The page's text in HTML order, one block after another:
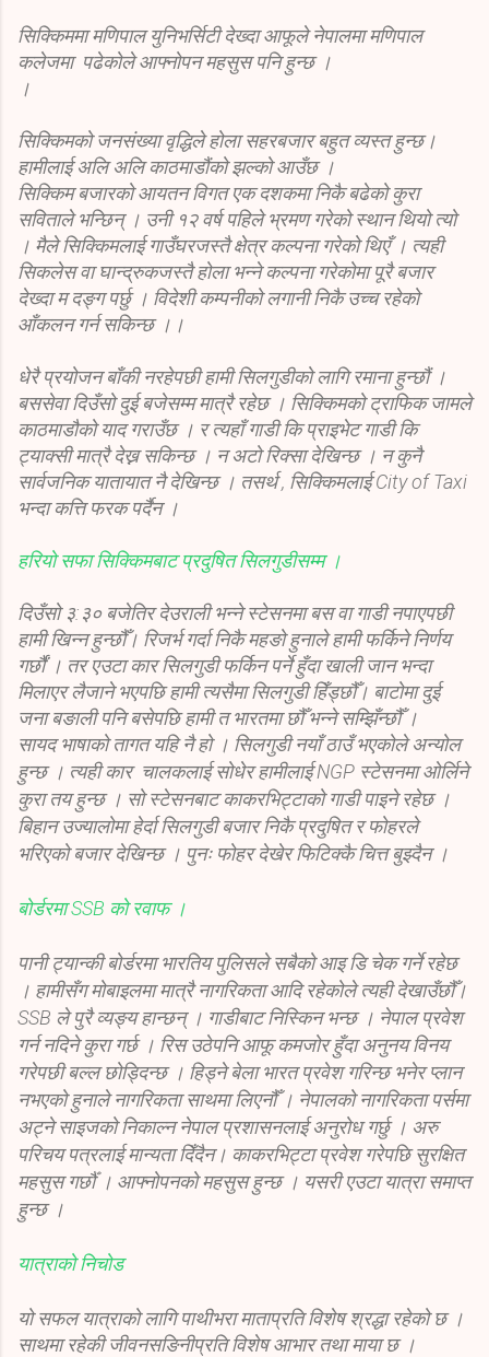
सिक्किममा मणिपाल युनिभर्सिटी देख्दा आफूले नेपालमा मणिपाल
कलेजमा पढेकोले आफ्नोपन महसुस पनि हुन्छ ।
।
सिक्किमको जनसंख्या वृद्धिले होला सहरबजार बहुत व्यस्त हुन्छ।
हामीलाई अलि अलि काठमाडौंको झल्को आउँछ ।
सिक्किम बजारको आयतन विगत एक दशकमा निकै बढेको कुरा
सविताले भन्छिन् । उनी १२ वर्ष पहिले भ्रमण गरेको स्थान थियो त्यो
। मैले सिक्किमलाई गाउँघरजस्तै क्षेत्र कल्पना गरेको थिएँ । त्यही
सिकलेस वा घान्द्रुकजस्तै होला भन्ने कल्पना गरेकोमा पूरै बजार
देख्दा म दङ्ग पर्छु । विदेशी कम्पनीको लगानी निकै उच्च रहेको
आँकलन गर्न सकिन्छ ।।
धेरै प्रयोजन बाँकी नरहेपछी हामी सिलगुडीको लागि रमाना हुन्छौं ।
बससेवा दिउँसो दुई बजेसम्म मात्रै रहेछ । सिक्किमको ट्राफिक जामले
काठमाडौको याद गराउँछ । र त्यहाँ गाडी कि प्राइभेट गाडी कि
ट्याक्सी मात्रै देख्न सकिन्छ । न अटो रिक्सा देखिन्छ । न कुनै
सार्वजनिक यातायात नै देखिन्छ । तसर्थ , सिक्किमलाई City of Taxi
भन्दा कत्ति फरक पर्दैन ।
हरियो सफा सिक्किमबाट प्रदुषित सिलगुडीसम्म ।
दिउँसो ३:३० बजेतिर देउराली भन्ने स्टेसनमा बस वा गाडी नपाएपछी
हामी खिन्न हुन्छौँ। रिजर्भ गर्दा निकै महङो हुनाले हामी फर्किने निर्णय
गर्छौं । तर एउटा कार सिलगुडी फर्किन पर्ने हुँदा खाली जान भन्दा
मिलाएर लैजाने भएपछि हामी त्यसैमा सिलगुडी हिँड्छौँ। बाटोमा दुई
जना बङाली पनि बसेपछि हामी त भारतमा छौँ भन्ने सम्झिँन्छौँ ।
सायद भाषाको तागत यहि नै हो । सिलगुडी नयाँ ठाउँ भएकोले अन्योल
हुन्छ । त्यही कार चालकलाई सोधेर हामीलाई NGP स्टेसनमा ओर्लिने
कुरा तय हुन्छ । सो स्टेसनबाट काकरभिट्टाको गाडी पाइने रहेछ ।
बिहान उज्यालोमा हेर्दा सिलगुडी बजार निकै प्रदुषित र फोहरले
भरिएको बजार देखिन्छ । पुनः फोहर देखेर फिटिक्कै चित्त बुझ्दैन ।
बोर्डरमा SSB को रवाफ ।
पानी ट्यान्की बोर्डरमा भारतिय पुलिसले सबैको आइ डि चेक गर्ने रहेछ
। हामीसँग मोबाइलमा मात्रै नागरिकता आदि रहेकोले त्यही देखाउँछौँ।
SSB ले पुरै व्यङ्य हान्छन् । गाडीबाट निस्किन भन्छ । नेपाल प्रवेश
गर्न नदिने कुरा गर्छ । रिस उठेपनि आफू कमजोर हुँदा अनुनय विनय
गरेपछी बल्ल छोड्दिन्छ । हिड्ने बेला भारत प्रवेश गरिन्छ भनेर प्लान
नभएको हुनाले नागरिकता साथमा लिएनौँ । नेपालको नागरिकता पर्समा
अट्ने साइजको निकाल्न नेपाल प्रशासनलाई अनुरोध गर्छु । अरु
परिचय पत्रलाई मान्यता दिँदैन। काकरभिट्टा प्रवेश गरेपछि सुरक्षित
महसुस गर्छौँ । आफ्नोपनको महसुस हुन्छ । यसरी एउटा यात्रा समाप्त
हुन्छ ।
यात्राको निचोड
यो सफल यात्राको लागि पाथीभरा माताप्रति विशेष श्रद्धा रहेको छ ।
साथमा रहेकी जीवनसङिनीप्रति विशेष आभार तथा माया छ ।